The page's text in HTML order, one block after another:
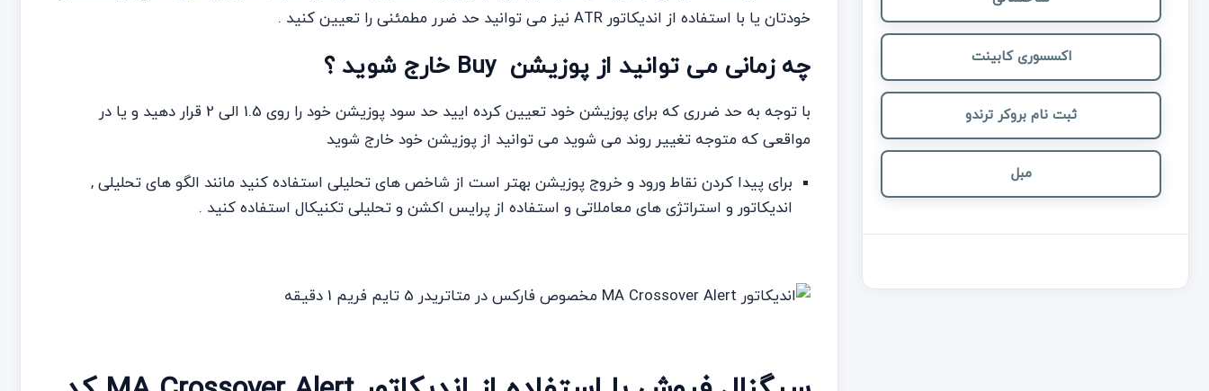
خودتان یا با استفاده از اندیکاتور ATR نیز می توانید حد ضرر مطمئنی را تعیین کنید .
چه زمانی می توانید از پوزیشن Buy خارج شوید ؟
با توجه به حد ضرری که برای پوزیشن خود تعیین کرده ایید حد سود پوزیشن خود را روی 1.5 الی 2 قرار دهید و یا در
مواقعی که متوجه تغییر روند می شوید می توانید از پوزیشن خود خارج شوید
برای پیدا کردن نقاط ورود و خروج پوزیشن بهتر است از شاخص های تحلیلی استفاده کنید مانند الگو های تحلیلی ,
اندیکاتور و استراتژی های معاملاتی و استفاده از پرایس اکشن و تحلیلی تکنیکال استفاده کنید .
اکسسوری کابینت
ثبت نام بروکر ترندو
مبل